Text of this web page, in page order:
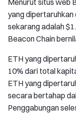
Menurut situs web
yang dipertaruhkan
sekarang adalah
Beacon Chain
ETH yang
10% dari total
ETH yang
secara bertahap
Penggabungan